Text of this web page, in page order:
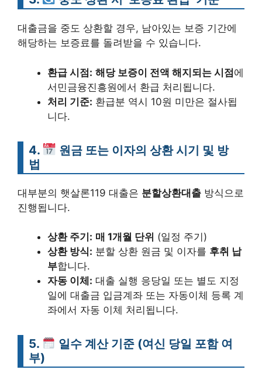
대출금을 중도 상환할 경우, 남아있는 보증 기간에
해당하는 보증료를 돌려받을 수 있습니다.
환급 시점: 해당 보증이 전액 해지되는 시점에
서민금융진흥원에서 환급 처리됩니다.
처리 기준: 환급분 역시 10원 미만은 절사됩
니다.
4.
원금 또는 이자의 상환 시기 및 방
법
대부분의 햇살론119 대출은 분할상환대출 방식으로
진행됩니다.
상환 주기: 매 1개월 단위 (일정 주기)
상환 방식: 분할 상환 원금 및 이자를 후취 납
부합니다.
자동 이체: 대출 실행 응당일 또는 별도 지정
일에 대출금 입금계좌 또는 자동이체 등록 계
좌에서 자동 이체 처리됩니다.
5.
일수 계산 기준 (여신 당일 포함 여
부)